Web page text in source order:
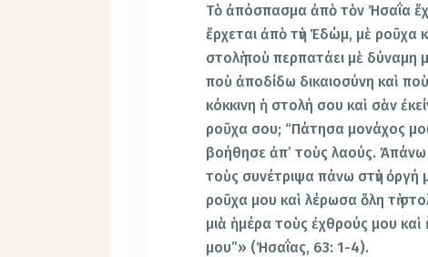
Τὸ ἀπόσπασμα ἀπὸ τὸν Ἠσαΐα
ἔρχεται ἀπὸ τὴν Ἐδώμ, μὲ ροῦχα
στολὴ ποὺ περπατάει μὲ δύναμη
ποὺ ἀποδίδω δικαιοσύνη καὶ ποὺ
κόκκινη ἡ στολή σου καὶ σὰν
ροῦχα σου; “Πάτησα μονάχος
βοήθησε ἀπ’ τοὺς λαούς.
τοὺς συνέτριψα πάνω στὴν
ροῦχα μου καὶ λέρωσα ὅλη τὴ
μιὰ ἡμέρα τοὺς ἐχθρούς μου
μου”» (Ἠσαΐας, 63: 1-4).